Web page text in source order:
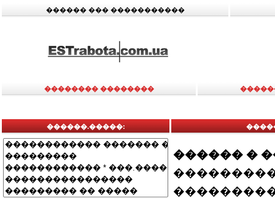
������ ��� �����������
�������� ��������
������.�����:
������ �